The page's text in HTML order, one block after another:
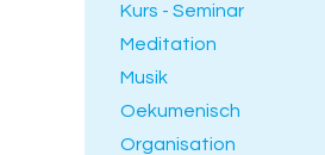
Kurs - Seminar
Meditation
Musik
Oekumenisch
Organisation